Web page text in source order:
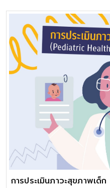
การประเมินภาวะสุขภาพเด็ก